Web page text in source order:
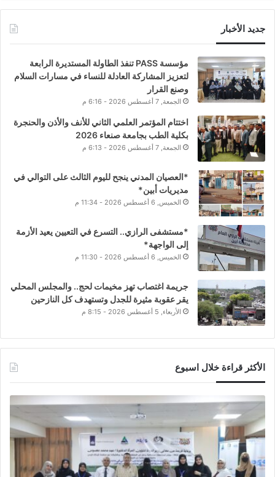
جديد الأخبار
مؤسسة PASS تنفذ الطاولة المستديرة الرابعة
لتعزيز المشاركة العادلة للنساء في مسارات السلام
وصنع القرار
الجمعة, 7 أغسطس 2026 - 6:16 م
اختتام المؤتمر العلمي الثاني للأنف والأذن والحنجرة
بكلية الطب بجامعة صنعاء 2026
الجمعة, 7 أغسطس 2026 - 6:13 م
*العصيان المدني ينجح لليوم الثالث على التوالي في
مديريات أبين*
الخميس, 6 أغسطس 2026 - 11:34 م
*مستشفى الرازي.. التسرع في التعيين يعيد الأزمة
إلى الواجهة*
الخميس, 6 أغسطس 2026 - 11:30 م
جريمة اغتصاب تهز مخيمات لحج.. والمجلس المحلي
يقر عقوبة مثيرة للجدل وتستهدف كل النازحين
الأربعاء, 5 أغسطس 2026 - 8:15 م
الأكثر قراءة خلال اسبوع